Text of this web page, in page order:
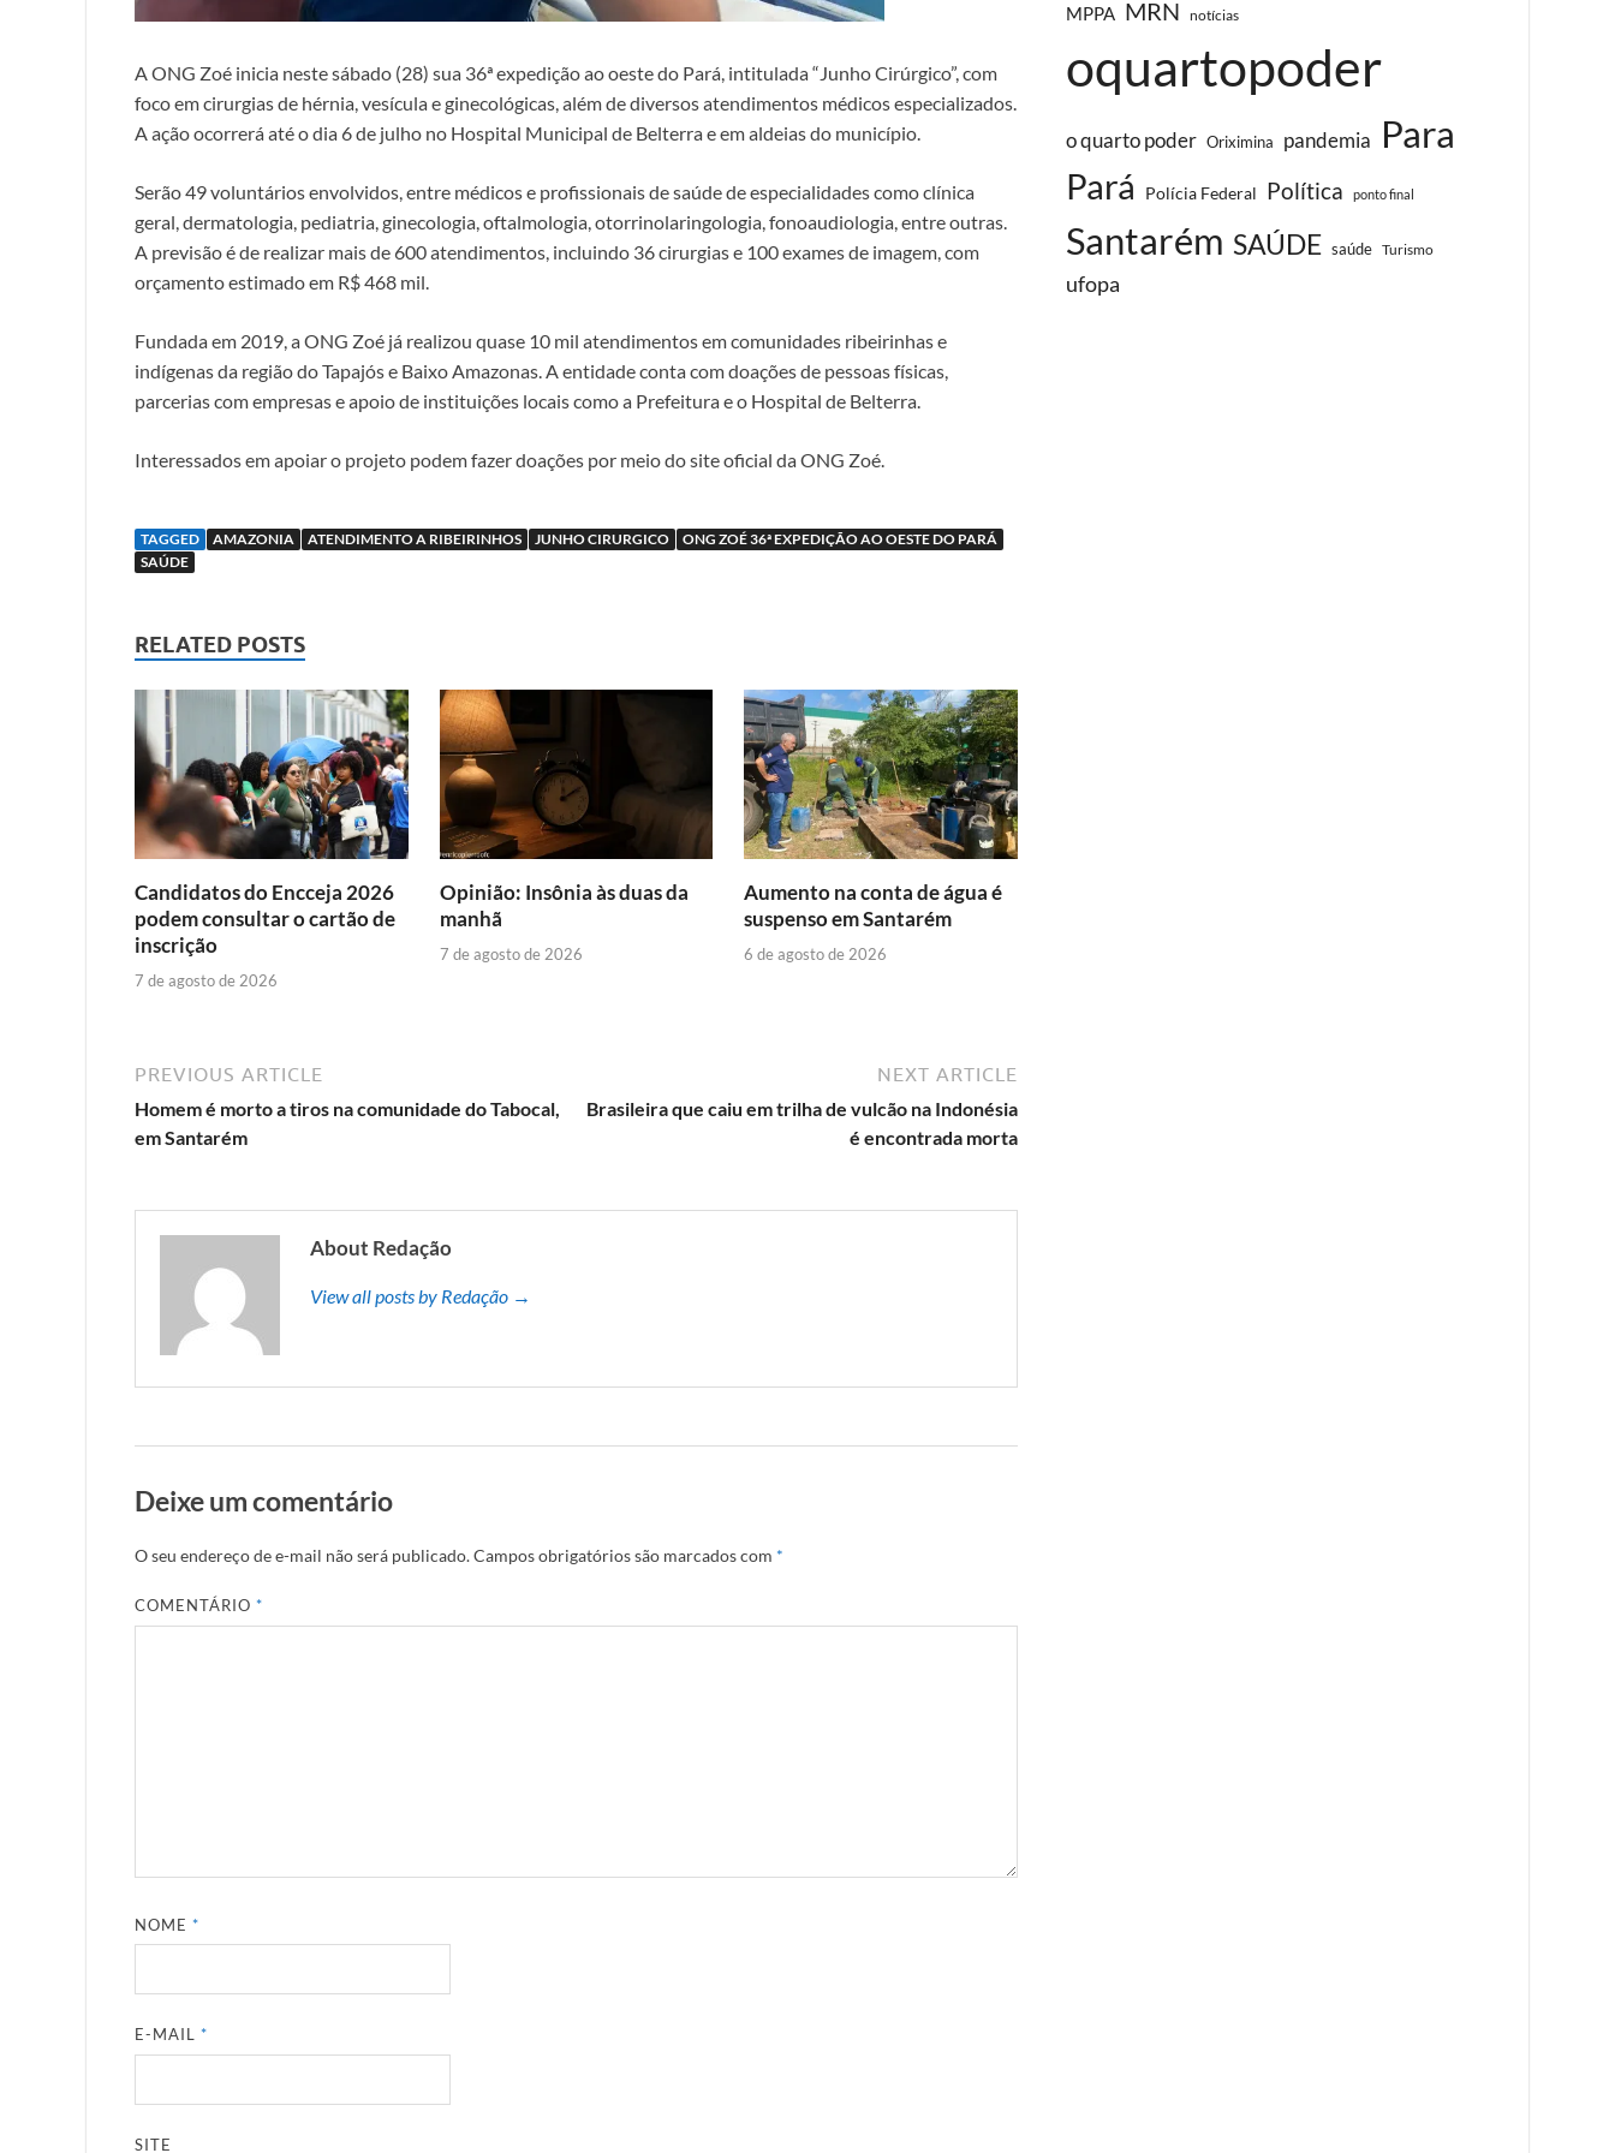
A ONG Zoé inicia neste sábado (28) sua 36ª expedição ao oeste do Pará, intitulada “Junho Cirúrgico”, com
foco em cirurgias de hérnia, vesícula e ginecológicas, além de diversos atendimentos médicos especializados.
A ação ocorrerá até o dia 6 de julho no Hospital Municipal de Belterra e em aldeias do município.
Serão 49 voluntários envolvidos, entre médicos e profissionais de saúde de especialidades como clínica
geral, dermatologia, pediatria, ginecologia, oftalmologia, otorrinolaringologia, fonoaudiologia, entre outras.
A previsão é de realizar mais de 600 atendimentos, incluindo 36 cirurgias e 100 exames de imagem, com
orçamento estimado em R$ 468 mil.
Fundada em 2019, a ONG Zoé já realizou quase 10 mil atendimentos em comunidades ribeirinhas e
indígenas da região do Tapajós e Baixo Amazonas. A entidade conta com doações de pessoas físicas,
parcerias com empresas e apoio de instituições locais como a Prefeitura e o Hospital de Belterra.
Interessados em apoiar o projeto podem fazer doações por meio do site oficial da ONG Zoé.
TAGGED AMAZONIA ATENDIMENTO A RIBEIRINHOS JUNHO CIRURGICO
ONG ZOÉ 36ª EXPEDIÇÃO AO OESTE DO PARÁ
SAÚDE
RELATED POSTS
Candidatos do Encceja 2026
podem consultar o cartão de
inscrição
7 de agosto de 2026
Opinião: Insônia às duas da
manhã
7 de agosto de 2026
Aumento na conta de água é
suspenso em Santarém
6 de agosto de 2026
PREVIOUS ARTICLE
Homem é morto a tiros na comunidade do Tabocal,
em Santarém
NEXT ARTICLE
Brasileira que caiu em trilha de vulcão na Indonésia
é encontrada morta
About Redação
View all posts by Redação →
Deixe um comentário
O seu endereço de e-mail não será publicado.Campos obrigatórios são marcados com *
COMENTÁRIO*
NOME*
E-MAIL*
SITE
MPPA MRN notícias
oquartopoder
o quarto poder Oriximina pandemia Para
Pará Polícia Federal Política ponto final
Santarém SAÚDE saúde Turismo
ufopa